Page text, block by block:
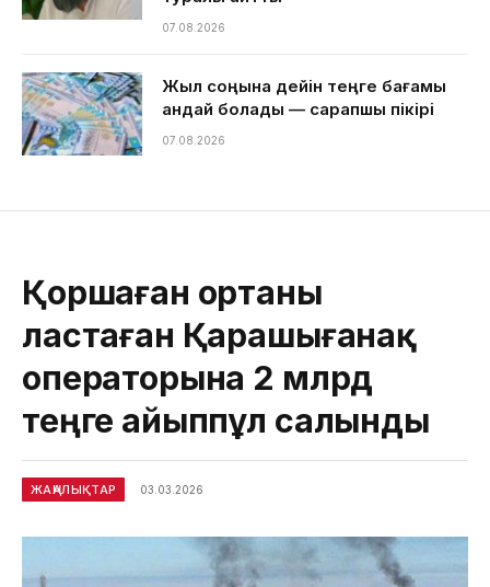
07.08.2026
Жыл соңына дейін теңге бағамы
қандай болады — сарапшы пікірі
07.08.2026
Қоршаған ортаны
ластаған Қарашығанақ
операторына 2 млрд
теңге айыппұл салынды
ЖАҢАЛЫҚТАР 03.03.2026